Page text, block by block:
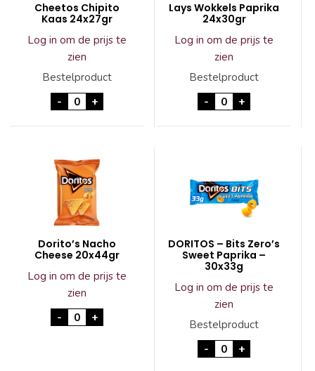
Cheetos Chipito
Kaas 24x27gr
Log in om de prijs te
zien
Bestelproduct
- Cheetos Chipito Kaas 24x27gr aantal
+
Lays Wokkels Paprika
24x30gr
Log in om de prijs te
zien
Bestelproduct
- Lays Wokkels
+
Dorito’s Nacho
Cheese 20x44gr
Log in om de prijs te
zien
- Dorito's Nacho Cheese 20x44gr aantal
+
DORITOS – Bits Zero’s
Sweet Paprika –
30x33g
Log in om de prijs te
zien
Bestelproduct
- DORITOS - Bits
+